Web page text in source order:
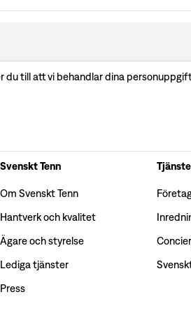
till att vi behandlar dina
Svenskt Tenn
Om Svenskt Tenn
Hantverk och kvalitet
Ägare och styrelse
Lediga tjänster
Press